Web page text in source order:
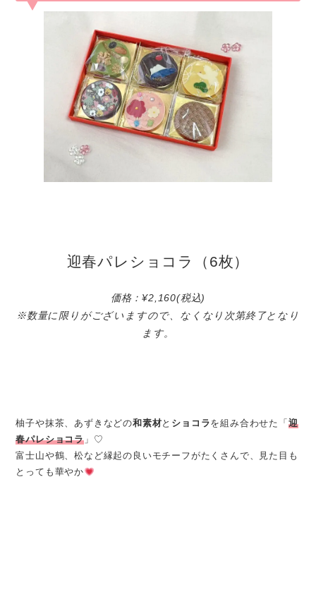
迎春パレショコラ（6枚）
価格：¥2,160(税込)
※数量に限りがございますので、なくなり次第終了となり
ます。
柚子や抹茶、あずきなどの和素材と ショコラを組み合わせた「 迎
春パレショコラ 」♡
富士山や鶴、松など縁起の良いモチーフがたくさんで、見た目も
とっても華やか